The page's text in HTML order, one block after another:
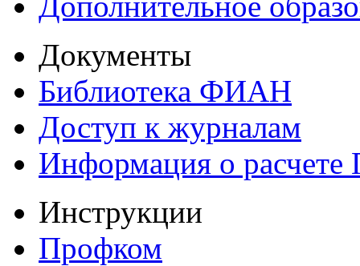
Документы
Библиотека ФИАН
Доступ к журналам
Информация о
Инструкции
Профком